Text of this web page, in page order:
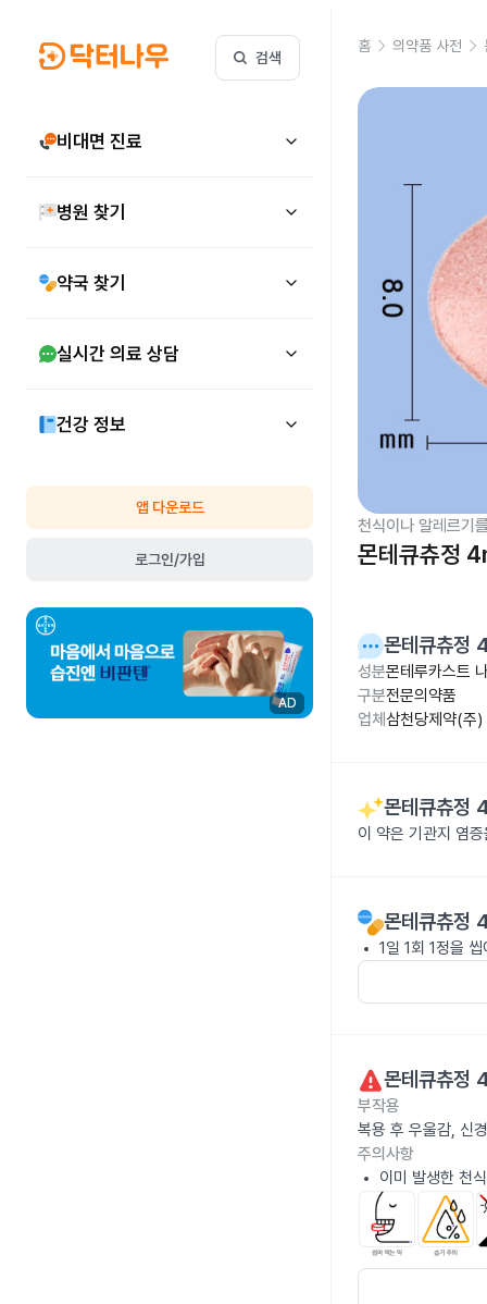
검색
비대면 진료
병원 찾기
약국 찾기
실시간 의료 상담
건강 정보
앱 다운로드
로그인/가입
AD
홈 의약품 사전
천식이나 알레르기
몬테큐츄정
몬테큐츄정
성분몬테루카스트
구분전문의약품
업체 삼천당제약(주)
몬테큐츄정
이 약은 기관지 염
몬테큐츄정
1일 1회 1정을
몬테큐츄정
부작용
복용 후 우울감, 신
주의사항
이미 발생한 천